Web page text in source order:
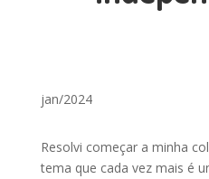
jan/2024
Resolvi começar a minha
tema que cada vez mais é